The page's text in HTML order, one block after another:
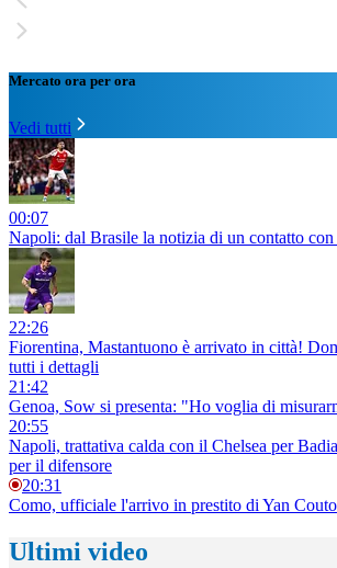
Mercato ora per ora
Vedi tutti
00:07
Napoli: dal Brasile la notizia di un contatto con
22:26
Fiorentina, Mastantuono è arrivato in città!
tutti i dettagli
21:42
Genoa, Sow si presenta: "Ho voglia di
20:55
Napoli, trattativa calda con il Chelsea per
per il difensore
20:31
Como, ufficiale l'arrivo in prestito di Yan Couto
Ultimi video